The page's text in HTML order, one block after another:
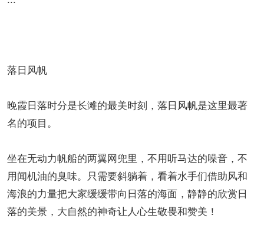
落日风帆
晚霞日落时分是长滩的最美时刻，落日风帆是这里最著
名的项目。
坐在无动力帆船的两翼网兜里，不用听马达的噪音，不
用闻机油的臭味。只需要斜躺着，看着水手们借助风和
海浪的力量把大家缓缓带向日落的海面，静静的欣赏日
落的美景，大自然的神奇让人心生敬畏和赞美！